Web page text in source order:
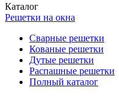
Каталог
Решетки на окна
Сварные решетки
Кованые решетки
Дутые решетки
Распашные решетки
Полный каталог